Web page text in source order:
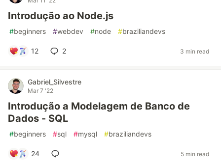
Introdução ao Node.js
#beginners #webdev #node #braziliandevs
12 2 3 min read
Gabriel_Silvestre
Mar 7 '22
Introdução a Modelagem de Banco de
Dados - SQL
#beginners #sql #mysql #braziliandevs
24 5 min read